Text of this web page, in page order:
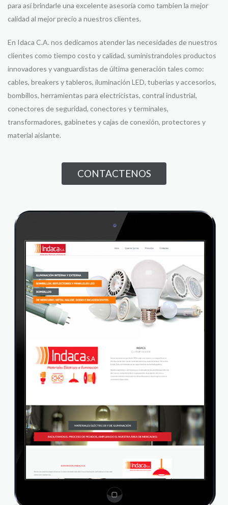
para así brindarle una excelente asesoría como tambien la mejor
calidad al mejor precio a nuestros clientes.
En Idaca C.A. nos dedicamos atender las necesidades de nuestros
clientes como tiempo costo y calidad, suministrandoles productos
innovadores y vanguardistas de última generación tales como:
cables, breakers y tableros, iluminación LED, tuberias y accesorios,
bombillos, herramientas para electricistas, contral industrial,
conectores de seguridad, conectores y terminales,
transformadores, gabinetes y cajas de conexión, protectores y
material aislante.
CONTACTENOS